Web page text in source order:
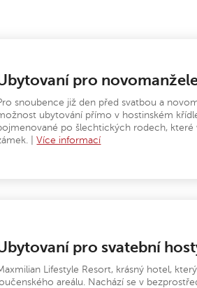
pro
snoubence již den před svatbou a
ubytování přímo v hostinském
po šlechtických rodech, které
|Více informací
pro svatební
Lifestyle Resort, krásný hotel,
areálu. Nachází se v